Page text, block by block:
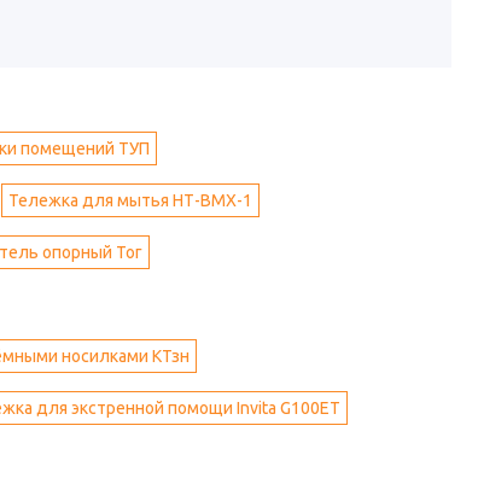
помещений ТУП
Тележка для мытья НТ-ВМХ-1
опорный Тог
носилками КТзн
для экстренной помощи Invita G100ET